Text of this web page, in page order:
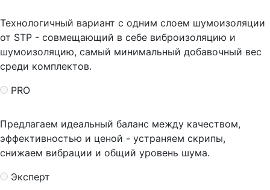
Технологичный вариант с одним слоем шумоизоляции
от STP - совмещающий в себе виброизоляцию и
шумоизоляцию, самый минимальный добавочный вес
среди комплектов.
PRO
Предлагаем идеальный баланс между качеством,
эффективностью и ценой - устраняем скрипы,
снижаем вибрации и общий уровень шума.
Эксперт